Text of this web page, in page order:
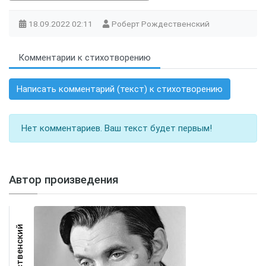
18.09.2022 02:11 Роберт Рождественский
Комментарии к стихотворению
Написать комментарий (текст) к стихотворению
Нет комментариев. Ваш текст будет первым!
Автор произведения